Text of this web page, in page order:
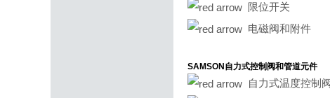
限位开关
电磁阀和附件
SAMSON自力式控制阀和管道元件
自力式温度控制